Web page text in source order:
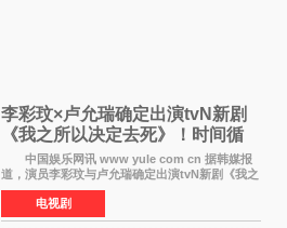
李彩玟×卢允瑞确定出演tvN新剧
《我之所以决定去死》！时间循
环青春爱情来袭
中国娱乐网讯 www yule com cn 据韩媒报
道，演员李彩玟与卢允瑞确定出演tvN新剧《我之
所以决定去死》，分别担任男女主角。该剧预计
将于明年播出，引发观众期待。 本剧改编自
NAVER同名人气
电视剧